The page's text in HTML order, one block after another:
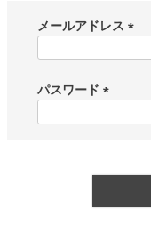
メールアドレス
)
パスワード